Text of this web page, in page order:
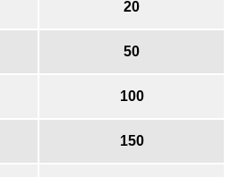
20
50
100
150